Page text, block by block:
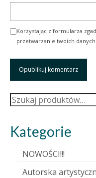
Korzystając z formularza
przetwarzanie twoich
Szukaj:
Kategorie
NOWOŚCI!!!
Autorska